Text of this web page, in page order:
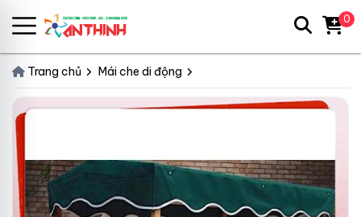
Trang chủ Mái che di động
0